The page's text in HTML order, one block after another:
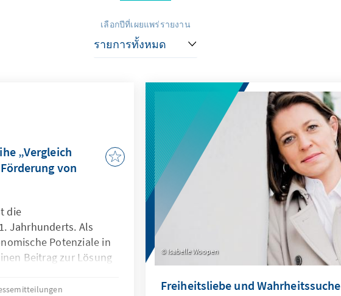
เลือกปีที่เผยแพร่รายงาน
„Vergleich
von
die
Jahrhunderts. Als
Potenziale in
Beitrag zur Lösung
die internationale
Isabelle Woopen
Freiheitsliebe und Wahrheitssuche